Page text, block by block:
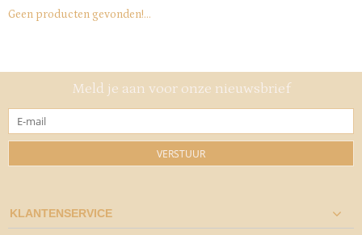
Geen producten gevonden!...
Meld je aan voor onze nieuwsbrief
VERSTUUR
KLANTENSERVICE